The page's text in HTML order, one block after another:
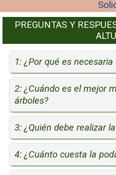
PREGUNTAS Y
1: ¿Por qué es
2: ¿Cuándo es el mejor
árboles?
3: ¿Quién debe realizar
4: ¿Cuánto cuesta la